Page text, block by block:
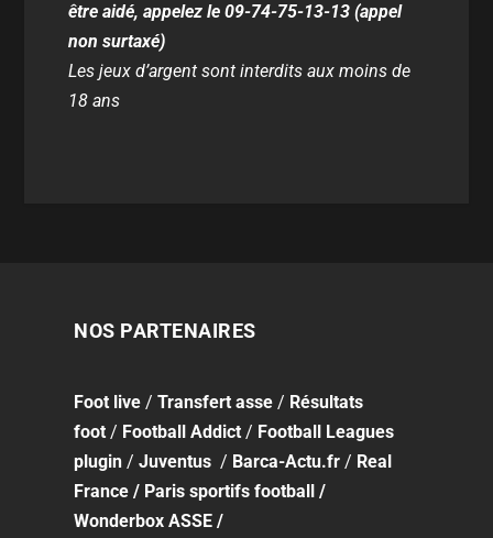
être aidé, appelez le 09-74-75-13-13 (appel
non surtaxé)
Les jeux d’argent sont interdits aux moins de
18 ans
NOS PARTENAIRES
Foot live /Transfert asse / Résultats
foot / Football Addict / Football Leagues
plugin /Juventus / Barca-Actu.fr / Real
France / Paris sportifs football
/
Wonderbox ASSE /